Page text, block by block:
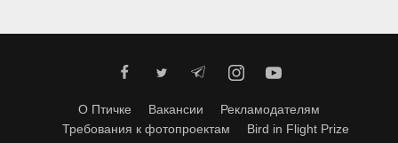
О Птичке Вакансии
Рекламодателям
Требования к фотопроектам
Bird in Flight Prize